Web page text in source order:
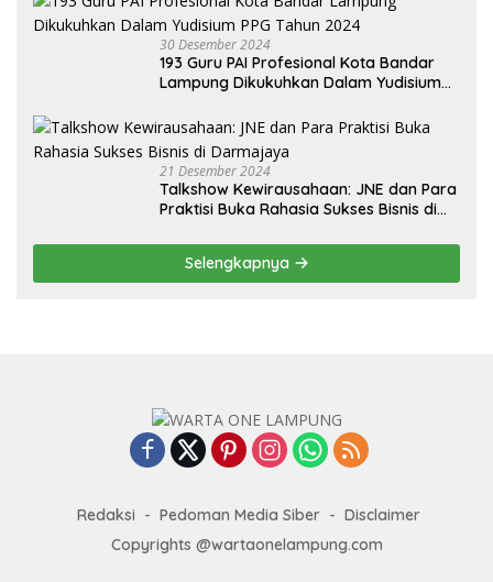
30 Desember 2024
193 Guru PAI Profesional Kota Bandar
Lampung Dikukuhkan Dalam Yudisium
21 Desember 2024
Talkshow Kewirausahaan: JNE dan Para
Praktisi Buka Rahasia Sukses Bisnis di
Selengkapnya
Redaksi Pedoman Media Siber
Disclaimer
Copyrights @wartaonelampung.com